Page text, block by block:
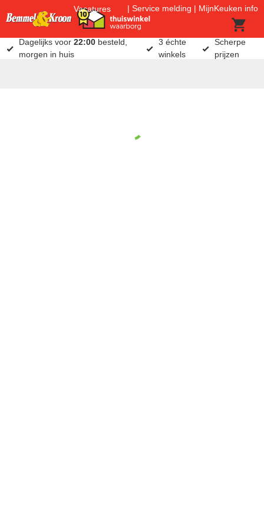
Vacatures Service melding MijnKeuken info
Dagelijks voor22:00 besteld,
morgen in huis
3 échte
winkels
Scherpe
prijzen